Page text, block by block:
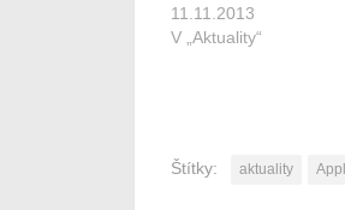
11.11.2013
V „Aktuality“
Štítky: aktuality